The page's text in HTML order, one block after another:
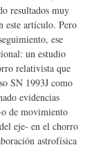
resultados muy
este artículo. Pero
ese
un estudio
relativista que
SN 1993J como
evidencias
o de movimiento
eje- en el chorro
astrofísica